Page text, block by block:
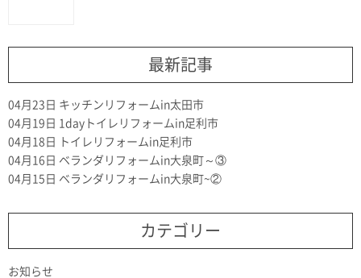
最新記事
04月23日 キッチンリフォームin太田市
04月19日 1dayトイレリフォームin足利市
04月18日
トイレリフォームin足利市
04月16日 ベランダリフォームin大泉町～③
04月15日 ベランダリフォームin大泉町~②
カテゴリー
お知らせ